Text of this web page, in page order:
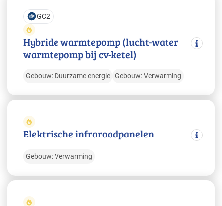
Hybride warmtepomp (lucht-water
warmtepomp bij cv-ketel)
Gebouw: Duurzame energie Gebouw: Verwarming
GC2
Elektrische infraroodpanelen
Gebouw: Verwarming